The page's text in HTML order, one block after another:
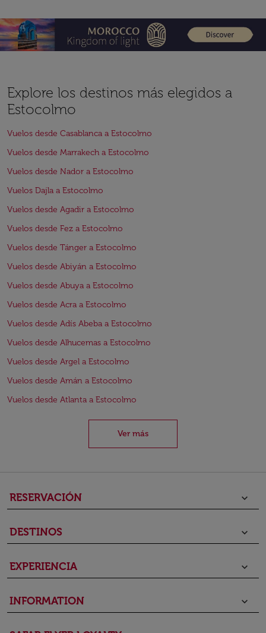
Explore los destinos más elegidos a
Estocolmo
Vuelos desde Casablanca a Estocolmo
Vuelos desde Marrakech a Estocolmo
Vuelos desde Nador a Estocolmo
Vuelos Dajla a Estocolmo
Vuelos desde Agadir a Estocolmo
Vuelos desde Fez a Estocolmo
Vuelos desde Tánger a Estocolmo
Vuelos desde Abiyán a Estocolmo
Vuelos desde Abuya a Estocolmo
Vuelos desde Acra a Estocolmo
Vuelos desde Adís Abeba a Estocolmo
Vuelos desde Alhucemas a Estocolmo
Vuelos desde Argel a Estocolmo
Vuelos desde Amán a Estocolmo
Vuelos desde Atlanta a Estocolmo
Ver más
RESERVACIÓN keyboard_arrow_down
DESTINOS keyboard_arrow_down
EXPERIENCIA keyboard_arrow_down
INFORMATION keyboard_arrow_down